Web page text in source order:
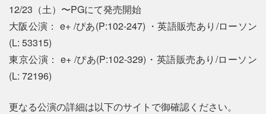
12/23（土）〜PGにて発売開始
大阪公演： e+ /ぴあ(P:102-247) ・英語販売あり/ローソン
(L: 53315)
東京公演： e+ /ぴあ(P:102-329)・英語販売あり/ローソン
(L: 72196)
更なる公演の詳細は以下のサイトで御確認ください。